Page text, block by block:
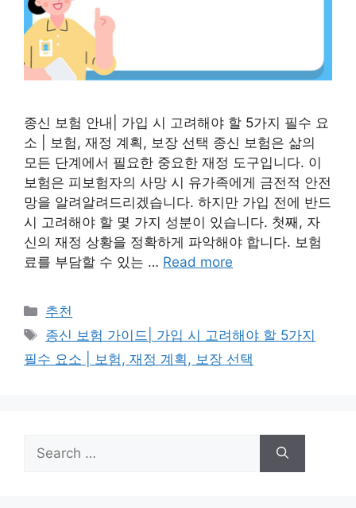
종신 보험 안내| 가입 시 고려해야 할 5가지 필수 요
소 | 보험, 재정 계획, 보장 선택 종신 보험은 삶의
모든 단계에서 필요한 중요한 재정 도구입니다. 이
보험은 피보험자의 사망 시 유가족에게 금전적 안전
망을 알려알려드리겠습니다. 하지만 가입 전에 반드
시 고려해야 할 몇 가지 성분이 있습니다. 첫째, 자
신의 재정 상황을 정확하게 파악해야 합니다. 보험
료를 부담할 수 있는 … Read more
Categories
추천
Tags
종신 보험 가이드| 가입 시 고려해야 할 5가지
필수 요소 | 보험, 재정 계획, 보장 선택
for: